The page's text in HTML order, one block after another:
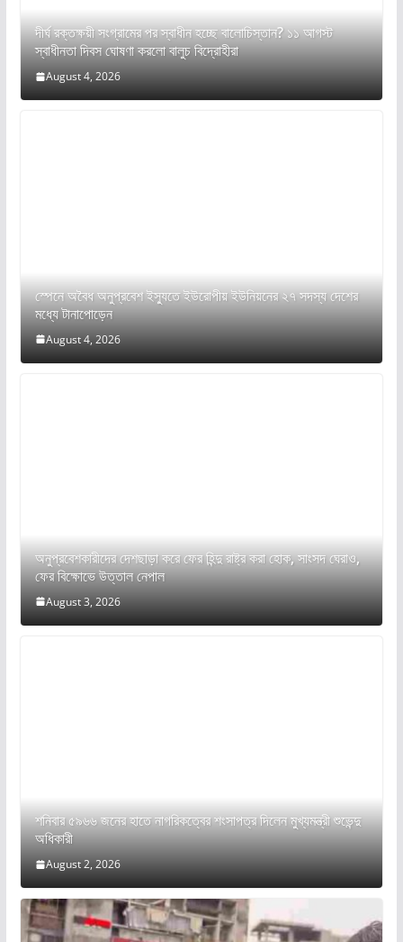
দীর্ঘ রক্তক্ষয়ী সংগ্রামের পর স্বাধীন হচ্ছে বালোচিস্তান? ১১ আগস্ট
স্বাধীনতা দিবস ঘোষণা করলো বালুচ বিদ্রোহীরা
August 4, 2026
স্পেনে অবৈধ অনুপ্রবেশ ইস্যুতে ইউরোপীয় ইউনিয়নের ২৭ সদস্য দেশের
মধ্যে টানাপোড়েন
August 4, 2026
অনুপ্রবেশকারীদের দেশছাড়া করে ফের হিন্দু রাষ্ট্র করা হোক, সাংসদ ঘেরাও,
ফের বিক্ষোভে উত্তাল নেপাল
August 3, 2026
শনিবার ৫৯৬৬ জনের হাতে নাগরিকত্বের শংসাপত্র দিলেন মুখ্যমন্ত্রী শুভেন্দু
অধিকারী
August 2, 2026